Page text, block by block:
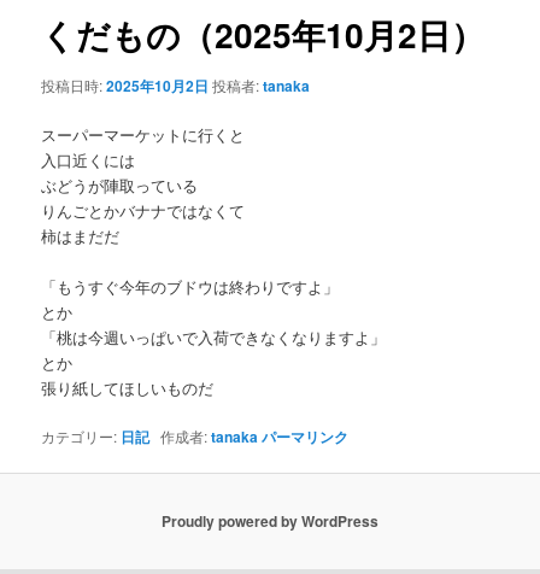
コ
ン
テ
ン
ツ
へ
移
動
ビ
ゲ
くだもの（2025年10月2日）
投稿日時:2025年10月2日 投稿者:tanaka
スーパーマーケットに行くと
入口近くには
ぶどうが陣取っている
りんごとかバナナではなくて
柿はまだだ
「もうすぐ今年のブドウは終わりですよ」
とか
「桃は今週いっぱいで入荷できなくなりますよ」
とか
張り紙してほしいものだ
カテゴリー: 日記作成者:tanakaパーマリンク
Proudly powered by WordPress